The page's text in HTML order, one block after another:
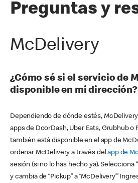
Preguntas y
McDelivery
¿Cómo sé si el servicio de
disponible en mi dirección?
Dependiendo de dónde estés,
apps de DoorDash, Uber Eats, Grubhub o
también está disponible en el app de
ordenar McDelivery a través delapp de
sesión (si no lo has hecho ya). Selecciona
y cambia de “Pickup” a “McDelivery’”